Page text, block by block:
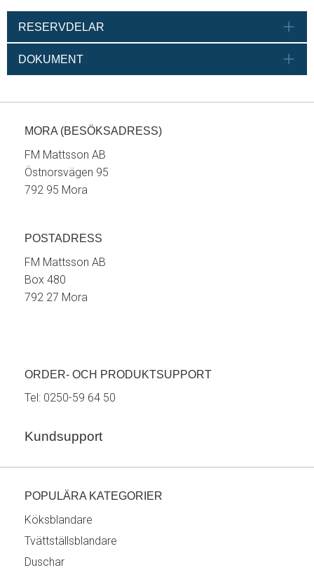
RESERVDELAR
DOKUMENT
MORA (BESÖKSADRESS)
FM Mattsson AB
Östnorsvägen 95
792 95 Mora
POSTADRESS
FM Mattsson AB
Box 480
792 27 Mora
ORDER- OCH PRODUKTSUPPORT
Tel: 0250-59 64 50
Kundsupport
POPULÄRA KATEGORIER
Köksblandare
Tvättställsblandare
Duschar